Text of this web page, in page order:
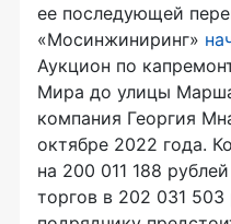
ее последующей
«Мосинжиниринг»
Аукцион по
Мира до улицы
компания Георгия
октябре 2022 года.
на 200 011 188
торгов в 202 031 503